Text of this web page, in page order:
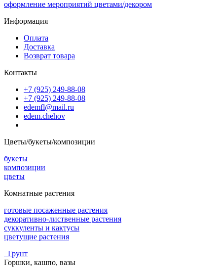
оформление мероприятий цветами/декором
Информация
Оплата
Доставка
Возврат товара
Контакты
+7 (925) 249-88-08
+7 (925) 249-88-08
edemfl@mail.ru
edem.chehov
Цветы/букеты/композиции
букеты
композиции
цветы
Комнатные растения
готовые посаженные растения
декоративно-лиственные растения
суккуленты и кактусы
цветущие растения
Грунт
Горшки, кашпо, вазы